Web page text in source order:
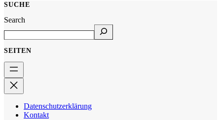
SUCHE
Search
SEITEN
Datenschutzerklärung
Kontakt